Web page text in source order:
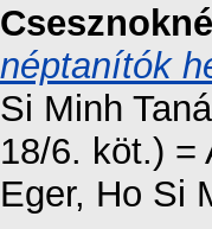
néptanítók
Si Minh
18/6. köt.) =
Eger, Ho Si